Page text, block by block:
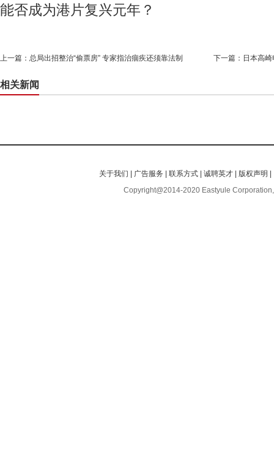
能否成为港片复兴元年？
上一篇： 总局出招整治“偷票房” 专家指治痼疾还须靠法制 下一篇： 日本高
相关新闻
关于我们 广告服务 |联系方式 |诚聘英才 版权声明
Copyright@2014-2020 Eastyule